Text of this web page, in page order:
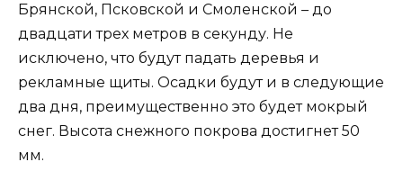
Брянской, Псковской и Смоленской – до
двадцати трех метров в секунду. Не
исключено, что будут падать деревья и
рекламные щиты. Осадки будут и в следующие
два дня, преимущественно это будет мокрый
снег. Высота снежного покрова достигнет 50
мм.